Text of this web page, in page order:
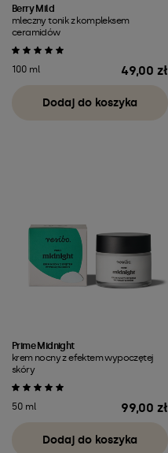
Berry Mild
mleczny tonik z kompleksem
ceramidów
100 ml 49,00 zł
Dodaj do koszyka
Prime Midnight
krem nocny z efektem wypoczętej
skóry
50 ml 99,00 zł
Dodaj do koszyka